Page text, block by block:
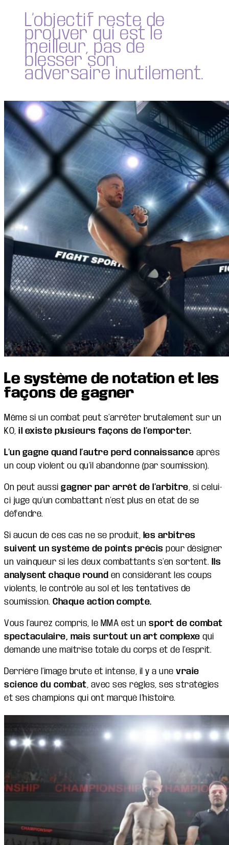
L’objectif reste de
prouver qui est le
meilleur, pas de
blesser son
adversaire inutilement.
Le système de notation et les
façons de gagner
Même si un combat peut s’arrêter brutalement sur un
KO, il existe plusieurs façons de l’emporter.
L’un gagne quand l’autre perd connaissance après
un coup violent ou qu’il abandonne (par soumission).
On peut aussi gagner par arrêt de l’arbitre, si celui-
ci juge qu’un combattant n’est plus en état de se
défendre.
Si aucun de ces cas ne se produit, les arbitres
suivent un système de points précis pour désigner
un vainqueur si les deux combattants s’en sortent. Ils
analysent chaque round en considérant les coups
violents, le contrôle au sol et les tentatives de
soumission. Chaque action compte.
Vous l’aurez compris, le MMA est un sport de combat
spectaculaire, mais surtout un art complexe qui
demande une maîtrise totale du corps et de l’esprit.
Derrière l’image brute et intense, il y a une vraie
science du combat, avec ses règles, ses stratégies
et ses champions qui ont marqué l’histoire.